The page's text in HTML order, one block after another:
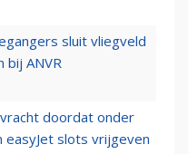
sluit vliegveld
bij ANVR
doordat onder
easyJet slots vrijgeven